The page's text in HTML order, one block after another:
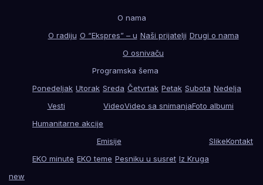
O nama
O radiju O “Ekspres” – u Naši prijatelji Drugi o nama
O osnivaču
Programska šema
Ponedeljak Utorak Sreda Četvrtak Petak Subota Nedelja
Vesti
Humanitarne akcije
VideoVideo sa snimanjaFoto albumi
Emisije
EKO minute EKO teme Pesniku u susret Iz Kruga
SlikeKontakt
new